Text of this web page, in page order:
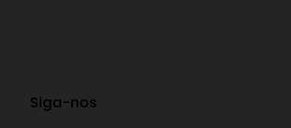
Siga-nos